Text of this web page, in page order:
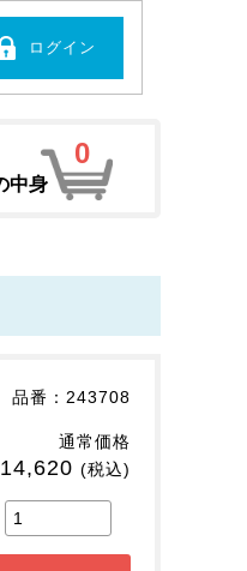
ログイン
中身
0
品番：243708
通常価格
(税込)